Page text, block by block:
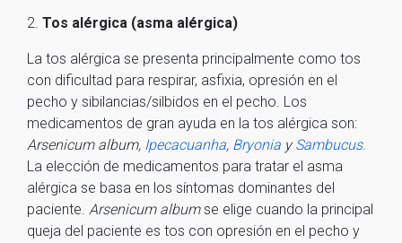
2. Tos alérgica (asma alérgica)
La tos alérgica se presenta principalmente como tos
con dificultad para respirar, asfixia, opresión en el
pecho y sibilancias/silbidos en el pecho. Los
medicamentos de gran ayuda en la tos alérgica son:
Arsenicum album, Ipecacuanha, Bryonia ySambucus.
La elección de medicamentos para tratar el asma
alérgica se basa en los síntomas dominantes del
paciente. Arsenicum albumse elige cuando la principal
queja del paciente es tos con opresión en el pecho y